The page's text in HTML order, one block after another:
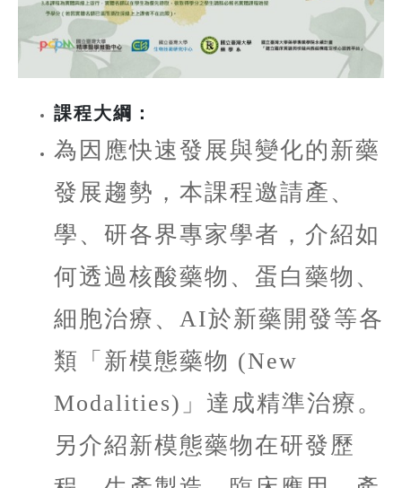
課程大綱：
為因應快速發展與變化的新藥
發展趨勢，本課程邀請產、
學、研各界專家學者，介紹如
何透過核酸藥物、蛋白藥物、
細胞治療、 AI於新藥開發等各
類「新模態藥物 (New
Modalities) 」達成精準治療。
另介紹新模態藥物在研發歷